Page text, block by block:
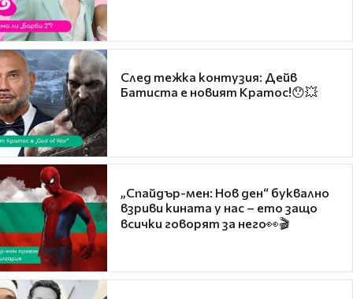
След тежка контузия: Дейв
Батиста е новият Кратос!😯💥
„Спайдър-мен: Нов ден“ буквално
взриви кината у нас – ето защо
всички говорят за него👀🎬